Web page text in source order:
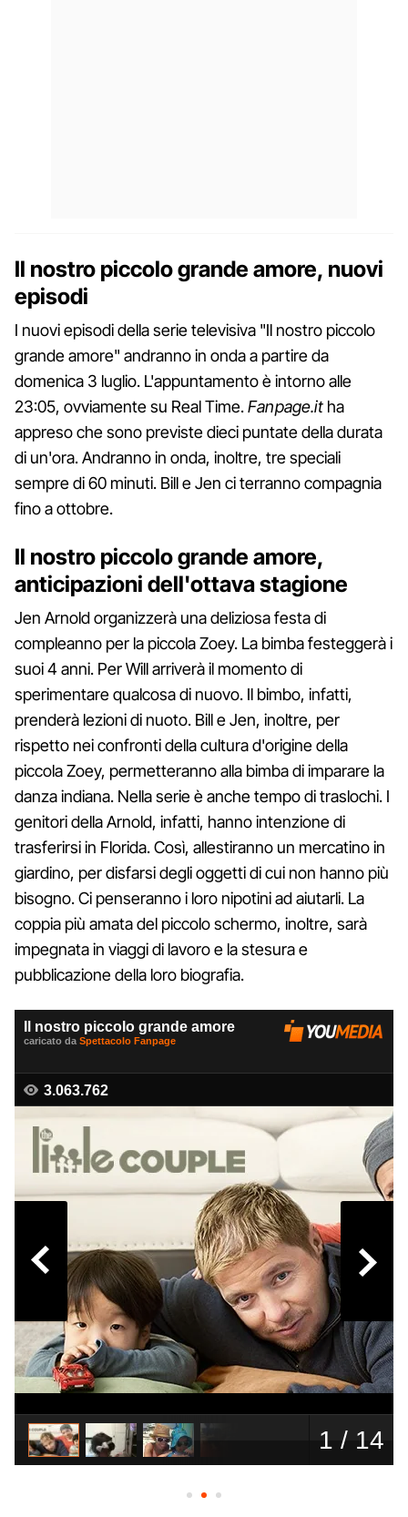
Il nostro piccolo grande amore, nuovi
episodi
I nuovi episodi della serie televisiva "Il nostro piccolo
grande amore" andranno in onda a partire da
domenica 3 luglio. L'appuntamento è intorno alle
23:05, ovviamente su Real Time.Fanpage.itha
appreso che sono previste dieci puntate della durata
di un'ora. Andranno in onda, inoltre, tre speciali
sempre di 60 minuti. Bill e Jen ci terranno compagnia
fino a ottobre.
Il nostro piccolo grande amore,
anticipazioni dell'ottava stagione
Jen Arnold organizzerà una deliziosa festa di
compleanno per la piccola Zoey. La bimba festeggerà i
suoi 4 anni. Per Will arriverà il momento di
sperimentare qualcosa di nuovo. Il bimbo, infatti,
prenderà lezioni di nuoto. Bill e Jen, inoltre, per
rispetto nei confronti della cultura d'origine della
piccola Zoey, permetteranno alla bimba di imparare la
danza indiana. Nella serie è anche tempo di traslochi. I
genitori della Arnold, infatti, hanno intenzione di
trasferirsi in Florida. Così, allestiranno un mercatino in
giardino, per disfarsi degli oggetti di cui non hanno più
bisogno. Ci penseranno i loro nipotini ad aiutarli. La
coppia più amata del piccolo schermo, inoltre, sarà
impegnata in viaggi di lavoro e la stesura e
pubblicazione della loro biografia.